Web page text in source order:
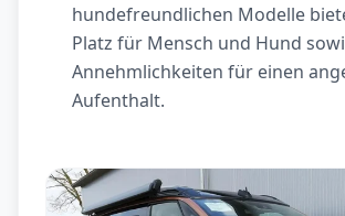
hundefreundlichen Modelle
Platz für Mensch und Hund
Annehmlichkeiten für einen
Aufenthalt.